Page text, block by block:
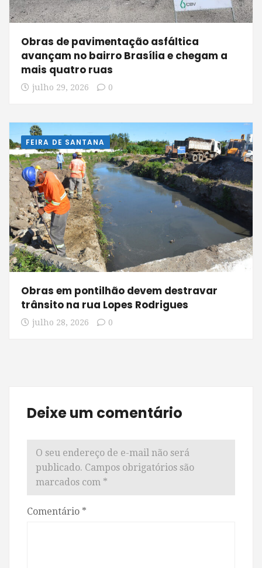
Obras de pavimentação asfáltica
avançam no bairro Brasília e chegam a
mais quatro ruas
julho 29, 2026 0
FEIRA DE SANTANA
Obras em pontilhão devem destravar
trânsito na rua Lopes Rodrigues
julho 28, 2026 0
Deixe um comentário
O seu endereço de e-mail não será
publicado. Campos obrigatórios são
marcados com *
Comentário *